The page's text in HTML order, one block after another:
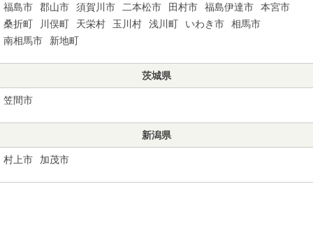
福島市 郡山市 須賀川市 二本松市 田村市 福島伊達市
本宮市
桑折町
川俣町 天栄村 玉川村 浅川町 いわき市
相馬市
南相馬市
新地町
茨城県
笠間市
新潟県
村上市 加茂市